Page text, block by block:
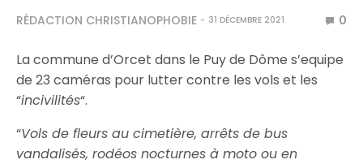
RÉDACTION CHRISTIANOPHOBIE 31 DÉCEMBRE 2021 0
La commune d’Orcet dans le Puy de Dôme s’equipe
de 23 caméras pour lutter contre les vols et les
“incivilités“.
“Vols de fleurs au cimetière, arrêts de bus
vandalisés, rodéos nocturnes à moto ou en